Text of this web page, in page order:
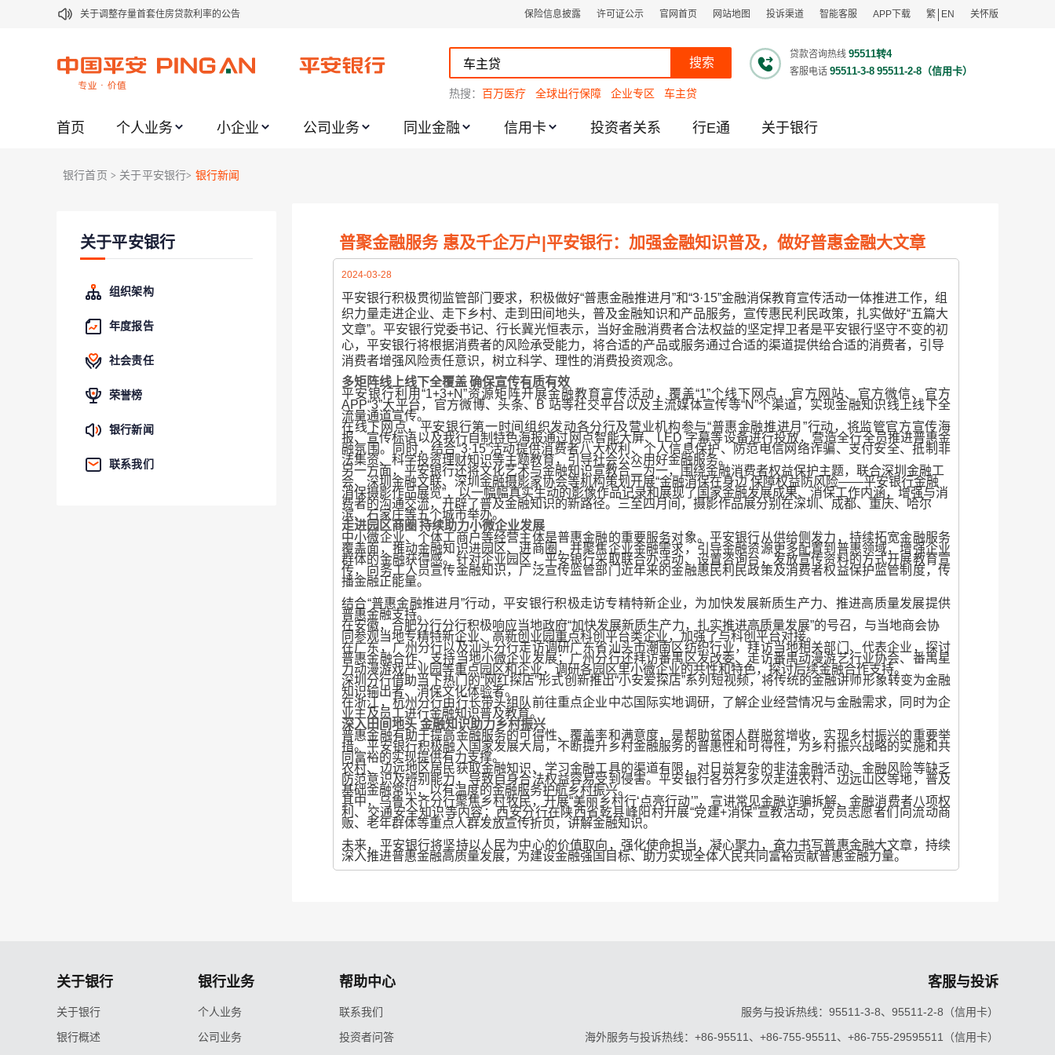
关于修订《平安银行代理个人客户贵金属交易协议书》的公告
关于2021年劳动节期间代理贵金属业务风险提示的通知
关于2020年端午节期间上金所代理业务调整合约保证金比例和涨跌幅度限制的通知
保险信息披露 许可证公示 官网首页 网站地图 投诉渠道 智能客服 APP下载 繁 EN 关怀版
搜索
贷款咨询热线 95511转4
客服电话 95511-3-8 95511-2-8（信用卡）
热搜： 百万医疗 全球出行保障 企业专区 车主贷
首页 个人业务 小企业 公司业务 同业金融 信用卡 投资者关系 行E通 关于银行
银行首页 > 关于平安银行> 银行新闻
关于平安银行
组织架构
年度报告
社会责任
荣誉榜
银行新闻
联系我们
普聚金融服务 惠及千企万户|平安银行：加强金融知识普及，做好普惠金融大文章
2024-03-28
平安银行积极贯彻监管部门 要求，积极做好“普惠金融推进月”和“3·15”金融消保教育宣传活动一体推进工作，组
织力量走进企业、走下乡村、走到田间地头， 普及金融知识和产品服务，宣传惠民利民政策，扎实做好“五篇大
文章”。 平安银行党委书记、行长冀光恒表示，当好金融消费者合法权益的坚定捍卫者是平安银行坚守不变的初
心，平安银行将根据消费者的风险承受能力，将合适的产品或服务通过合适的渠道提供给合适的消费者，引导
消费者增强风险责任意识，树立科学、理性的消费投资观念。
多矩阵线上线下全覆盖确保宣传有质有效
平安银行利用“1+3+N”资源矩阵开展金融教育宣传活动， 覆盖“1”个线下网点， 官方网站、官方微信、官方
APP“3”大平台， 官方微博、头条、B 站等社交平台以及主流媒体宣传等“N”个渠道， 实现金融知识线上线下全
流量通道宣传。
在线下网点，平安银行第一时间组织发动各分行及营业机构参与“普惠金融推进月”行动， 将监管官方宣传海
报、宣传标语以及我行自制特色海报通过网点智能大屏、LED 字幕等设备进行投放，营造全行全员推进普惠金
融氛围。
同时，结合“3·15”活动提供消费者八大权利、个人信息保护、防范电信网络诈骗、支付安全、抵制非
法集资、科学投资理财知识等主题教育，引导社会公众用好金融服务。
另一方面， 平安银行还将文化艺术与金融知识宣教合二为一，围绕金融消费者权益保护主题，联合深圳金融工
会、深圳金融文联、深圳金融摄影家协会等机构策划开展“金融消保在身边 保障权益防风险——平安银行金融
消保摄影作品展览”，以一幅幅真实生动的影像作品记录和展现了国家金融发展成果、消保工作内涵，增强与消
费者的沟通交流，开辟了普及金融知识的新路径。
三至四月间，摄影作品展分别在深圳、成都、重庆、哈尔
滨、石家庄等五个城市举办。
走进园区商圈 持续助力小微企业发展
中小微企业、个体工商户等经营主体是普惠金融的重要服务对象。平安银行从供给侧发力，持续拓宽金融服务
覆盖面，推动金融知识进园区、进商圈，并聚焦企业金融需求，引导金融资源更多配置到普惠领域，增强企业
群体的金融获得感。针对企业园区，平安银行采取联合办活动、设置咨询台，发放宣传资料的方式开展教育宣
传， 向务工人员宣传金融知识， 广泛宣传监管部门近年来的金融惠民利民政策及消费者权益保护监管制度，传
播金融正能量。
结合“普惠金融推进月”行动，平安银行积极走访专精特新企业，为加快发展新质生产力、推进高质量发展提供
普惠金融支持。
在安徽，合肥分行分行积极响应当地政府“加快发展新质生产力，扎实推进高质量发展”的号召，与当地商会协
同参观当地专精特新企业、高新创业园重点科创平台类企业，加强了与科创平台对接。
在广东，广州分行以及汕头分行走访调研广东省汕头市潮南区纺织行业，拜访当地相关部门、代表企业，探讨
普惠金融合作、支持当地小微企业发展；广州分行还拜访番禺区发改委、走访番禺动漫游艺行业协会、番禺星
力动漫游戏产业园等重点园区和企业，调研各园区里小微企业的共性和特色，探讨后续金融合作支持。
深圳分行借助当下热门的“网红探店”形式创新推出“小安爱探店”系列短视频，将传统的金融讲师形象转变为金融
知识输出者、消保文化体验者。
在浙江， 杭州分行由行长带头组队前往重点企业中芯国际实地调研，了解企业经营情况与金融需求，同时为企
业主及员工进行金融知识普及教育。
深入田间地头 金融知识助力乡村振兴
普惠金融有助于提高金融服务的可得性、覆盖率和满意度，是帮助贫困人群脱贫增收，实现乡村振兴的重要举
措。平安银行积极融入国家发展大局，不断提升乡村金融服务的普惠性和可得性，为乡村振兴战略的实施和共
同富裕的实现提供有力支撑。
农村、边远地区居民获取金融知识、学习金融工具的渠道有限，对日益复杂的非法金融活动、金融风险等缺乏
防范意识及辨别能力，导致自身合法权益容易受到侵害。平安银行各分行多次走进农村、边远山区等地，普及
基础金融常识，以有温度的金融服务护航乡村振兴。
其中，乌鲁木齐分行聚焦乡村牧民，开展“美丽乡村行‘点亮行动’”，宣讲常见金融诈骗拆解、金融消费者八项权
利、交通安全知识等内容 ； 西安分行在陕西省乾县峰阳村开展“党建+消保”宣教活动，党员志愿者们向流动商
贩、老年群体等重点人群发放宣传折页，讲解金融知识。
未来，平安银行将坚持以人民为中心的价值取向，强化使命担当，凝心聚力，奋力书写普惠金融大文章，持续
深入推进普惠金融高质量发展，为建设金融强国目标、助力实现全体人民共同富裕贡献普惠金融力量。
关于银行
关于银行
银行概述
银行业务
个人业务
公司业务
帮助中心
联系我们
投资者问答
客服与投诉
服务与投诉热线：95511-3-8、95511-2-8（信用卡）
海外服务与投诉热线：+86-95511、+86-755-95511、+86-755-29595511（信用卡）